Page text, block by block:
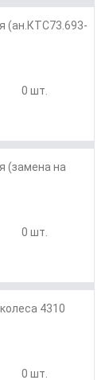
(ан.КТС73.693-
0 шт.
(замена на
0 шт.
4310
0 шт.